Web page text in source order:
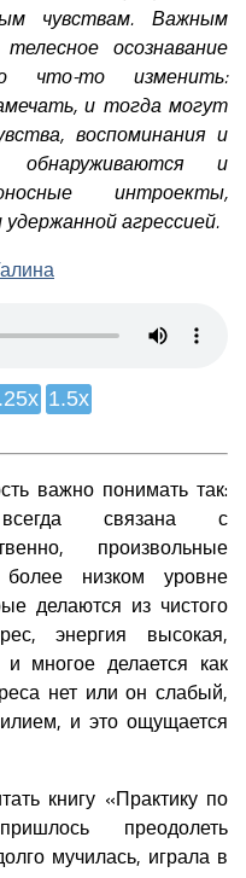
чувствам. Важным
осознавание
что-то изменить:
и тогда могут
воспоминания и
и
интроекты,
агрессией.
1.5x
важно понимать так:
всегда связана с
произвольные
низком уровне
делаются из чистого
энергия высокая,
и многое делается как
нет или он слабый,
и это ощущается
книгу «Практику по
преодолеть
мучилась, играла в